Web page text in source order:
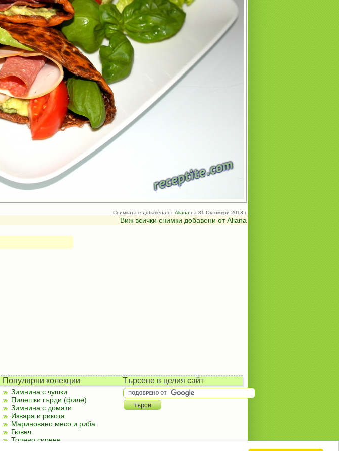
Снимката е добавена от Aliana на 31 Октомври 2013 г.
Виж всички снимки добавени от Aliana
Популярни колекции
Зимнина с чушки
Пилешки гърди (филе)
Зимнина с домати
Извара и рикота
Мариновано месо и риба
Гювеч
Топено сирене
Търсене в целия сайт